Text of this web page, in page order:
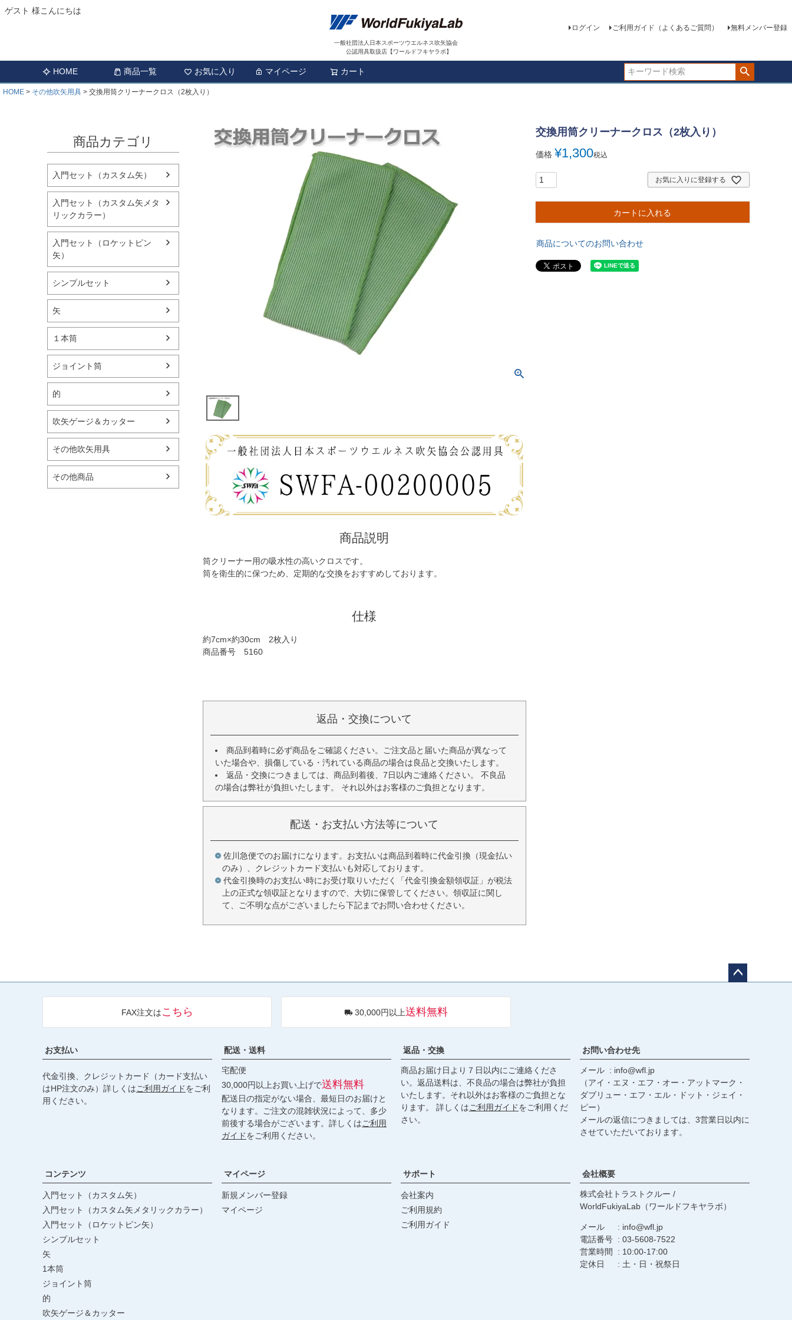
ゲスト 様こんにちは
一般社団法人日本スポーツウエルネス吹矢協会
公認用具取扱店【ワールドフキヤラボ】
ログイン ご利用ガイド（よくあるご質問） 無料メンバー登録
HOME 商品一覧 お気に入り マイページ カート
HOME その他吹矢用具 交換用筒クリーナークロス（2枚入り）
商品カテゴリ
入門セット（カスタム矢）
入門セット（カスタム矢メタ
リックカラー）
入門セット（ロケットピン
矢）
シンプルセット
矢
１本筒
ジョイント筒
的
吹矢ゲージ＆カッター
その他吹矢用具
その他商品
商品説明
筒クリーナー用の吸水性の高いクロスです。
筒を衛生的に保つため、定期的な交換をおすすめしております。
仕様
約7cm×約30cm 2枚入り
商品番号 5160
返品・交換について
商品到着時に必ず商品をご確認ください。ご注文品と届いた商品が異なって
いた場合や、損傷している・汚れている商品の場合は良品と交換いたします。
返品・交換につきましては、商品到着後、7日以内ご連絡ください。 不良品
の場合は弊社が負担いたします。 それ以外はお客様のご負担となります。
配送・お支払い方法等について
佐川急便でのお届けになります。お支払いは商品到着時に代金引換（現金払い
のみ）、クレジットカード支払いも対応しております。
代金引換時のお支払い時にお受け取りいただく「代金引換金額領収証」が税法
上の正式な領収証となりますので、大切に保管してください。領収証に関し
て、ご不明な点がございましたら下記までお問い合わせください。
交換用筒クリーナークロス（2枚入り）
価格 ¥1,300税込
お気に入りに登録する
カートに入れる
商品についてのお問い合わせ
FAX注文はこちら 30,000円以上送料無料
お支払い
代金引換、クレジットカード（カード支払い
はHP注文のみ）詳しくはご利用ガイドをご利
用ください。
配送・送料
宅配便
30,000円以上お買い上げで送料無料
配送日の指定がない場合、最短日のお届けと
なります。ご注文の混雑状況によって、多少
前後する場合がございます。詳しくはご利用
ガイドをご利用ください。
返品・交換
商品お届け日より７日以内にご連絡くださ
い。返品送料は、不良品の場合は弊社が負担
いたします。それ以外はお客様のご負担とな
ります。 詳しくはご利用ガイドをご利用くだ
さい。
お問い合わせ先
メール
info@wfl.jp
（アイ・エヌ・エフ・オー・アットマーク・
ダブリュー・エフ・エル・ドット・ジェイ・
ピー）
メールの返信につきましては、3営業日以内に
させていただいております。
コンテンツ
入門セット（カスタム矢）
入門セット（カスタム矢メタリックカラー）
入門セット（ロケットピン矢）
シンプルセット
矢
1本筒
ジョイント筒
的
吹矢ゲージ＆カッター
マイページ
新規メンバー登録
マイページ
サポート
会社案内
ご利用規約
ご利用ガイド
会社概要
株式会社トラストクルー /
WorldFukiyaLab（ワールドフキヤラボ）
メール
info@wfl.jp
電話番号
03-5608-7522
営業時間
10:00-17:00
定休日
土・日・祝祭日